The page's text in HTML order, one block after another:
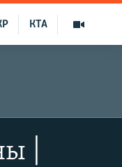
КТА
|